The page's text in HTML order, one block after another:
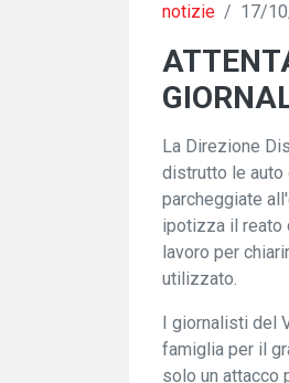
notizie / 17/
La Direzione
distrutto le auto
parcheggiate
ipotizza il reato
lavoro per
utilizzato.
I giornalisti del
famiglia per il
solo un attacco